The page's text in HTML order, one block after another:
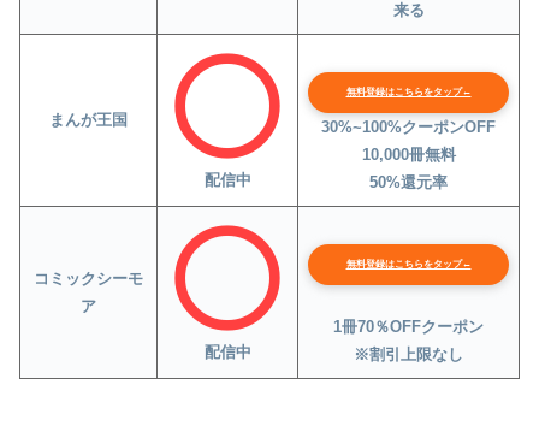
来る
まんが王国
配信中
無料登録はこちらをタップ←
30%~100%クーポンOFF
10,000冊無料
50%還元率
コミックシーモ
ア
配信中
無料登録はこちらをタップ←
1冊70％OFFクーポン
※割引上限なし